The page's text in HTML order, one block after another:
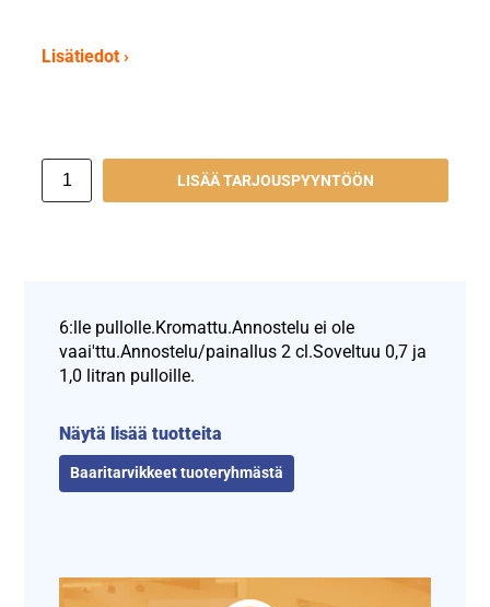
Lisätiedot ›
LISÄÄ TARJOUSPYYNTÖÖN
6:lle pullolle.Kromattu.Annostelu ei ole
vaai'ttu.Annostelu/painallus 2 cl.Soveltuu 0,7 ja
1,0 litran pulloille.
Näytä lisää tuotteita
Baaritarvikkeet tuoteryhmästä